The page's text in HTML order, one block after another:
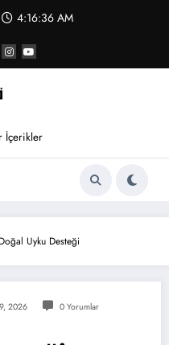
4:16:37 AM
İçerikler
Doğal Uyku Desteği
2026 0 Yorumlar